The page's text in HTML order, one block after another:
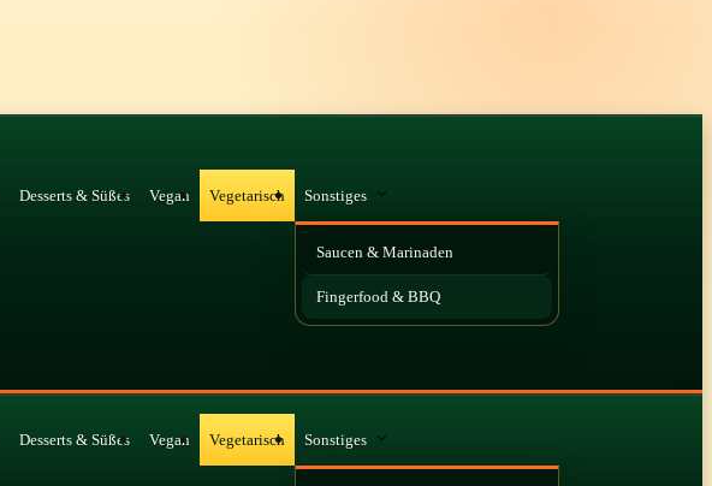
Desserts & Süßes Vegan Vegetarisch Sonstiges
Saucen & Marinaden
Fingerfood & BBQ
Desserts & Süßes Vegan Vegetarisch Sonstiges